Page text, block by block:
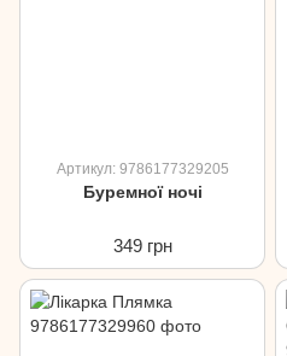
Артикул: 9786177329205
Буремної ночі
349 грн